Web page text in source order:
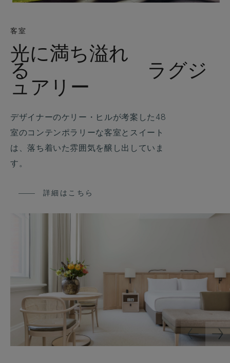
客室
光に満ち溢れ
る ラグジ
ュアリー
デザイナーのケリー・ヒルが考案した48
室のコンテンポラリーな客室とスイート
は、落ち着いた雰囲気を醸し出していま
す。
詳細はこちら